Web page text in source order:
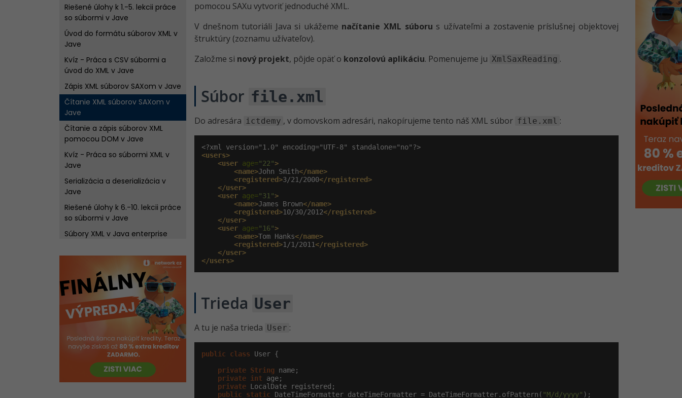
Riešené úlohy k 1.-5. lekcii práce
so súbormi v Jave
Úvod do formátu súborov XML v
Jave
Kvíz - Práca s CSV súbormi a
úvod do XML v Jave
Zápis XML súborov SAXom v Jave
Čítanie XML súborov SAXom v
Jave
Čítanie a zápis súborov XML
pomocou DOM v Jave
Kvíz - Práca so súbormi XML v
Jave
Serializácia a deserializácia v
Jave
Riešené úlohy k 6.-10. lekcii práce
so súbormi v Jave
Súbory XML v Java enterprise
Kvíz - Serializácia a XSD schémy
Súbory XML v Java enterprise
riešení - Súbor pom.xml
Súbory XML v Java enterprise
riešení - Praktická ukážka XSD
Binárne súbory v Jave
Kvíz - Plugin JAXB a binárne
súbory v Jave
Riešené úlohy k 11.-14. lekcii práce
pomocou SAXu vytvoriť jednoduché XML.
V dnešnom tutoriáli Java si ukážeme načítanie XML súboru s užívateľmi a zostavenie príslušnej objektovej
štruktúry (zoznamu užívateľov).
Založme si nový projekt, pôjde opäť o konzolovú aplikáciu. Pomenujeme ju XmlSaxReading .
Súbor file.xml
Do adresára ictdemy , v domovskom adresári, nakopírujeme tento náš XML súbor file.xml :
<users>
<user age="22">
<name>John Smith</name>
<registered>3/21/2000</registered>
</user>
<user age="31">
<name>James Brown</name>
<registered>10/30/2012</registered>
</user>
<user age="16">
<name>Tom Hanks</name>
<registered>1/1/2011</registered>
</user>
</users>
Trieda User
A tu je naša trieda User :
public class User {
private String name;
private int age;
private LocalDate registered;
public
static DateTimeFormatter dateTimeFormatter = DateTimeFormatter.ofPattern( "M/d/yyyy" );